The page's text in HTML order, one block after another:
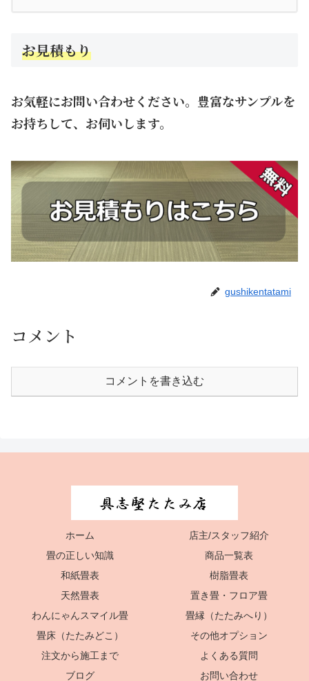
お見積もり
お気軽にお問い合わせください。豊富なサンプルを
お持ちして、お伺いします。
gushikentatami
コメント
コメントを書き込む
ホーム
店主/スタッフ紹介
畳の正しい知識
商品一覧表
和紙畳表
樹脂畳表
天然畳表
置き畳・フロア畳
わんにゃんスマイル畳
畳縁（たたみへり）
畳床（たたみどこ）
その他オプション
注文から施工まで
よくある質問
ブログ
お問い合わせ